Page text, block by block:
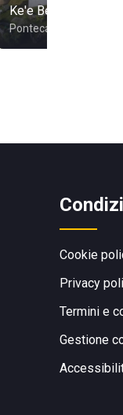
Ke'e Beach
Pontecagnano Faiano
Cookie
Privacy
Termini e
Gestione